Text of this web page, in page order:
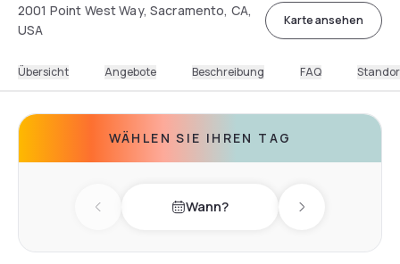
2001 Point West Way, Sacramento, CA,
USA
Karte ansehen
Übersicht Angebote Beschreibung FAQ
WÄHLEN SIE IHREN TAG
Previous day Wann? Next day